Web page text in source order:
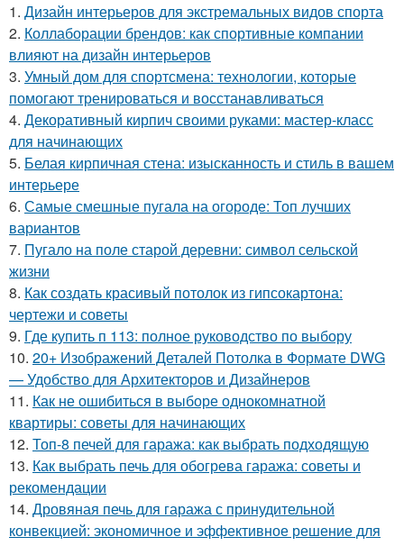
1. Дизайн интерьеров для экстремальных видов спорта
2. Коллаборации брендов: как спортивные компании
влияют на дизайн интерьеров
3. Умный дом для спортсмена: технологии, которые
помогают тренироваться и восстанавливаться
4. Декоративный кирпич своими руками: мастер-класс
для начинающих
5. Белая кирпичная стена: изысканность и стиль в вашем
интерьере
6. Самые смешные пугала на огороде: Топ лучших
вариантов
7. Пугало на поле старой деревни: символ сельской
жизни
8. Как создать красивый потолок из гипсокартона:
чертежи и советы
9. Где купить п 113: полное руководство по выбору
10. 20+ Изображений Деталей Потолка в Формате DWG
— Удобство для Архитекторов и Дизайнеров
11. Как не ошибиться в выборе однокомнатной
квартиры: советы для начинающих
12. Топ-8 печей для гаража: как выбрать подходящую
13. Как выбрать печь для обогрева гаража: советы и
рекомендации
14. Дровяная печь для гаража с принудительной
конвекцией: экономичное и эффективное решение для